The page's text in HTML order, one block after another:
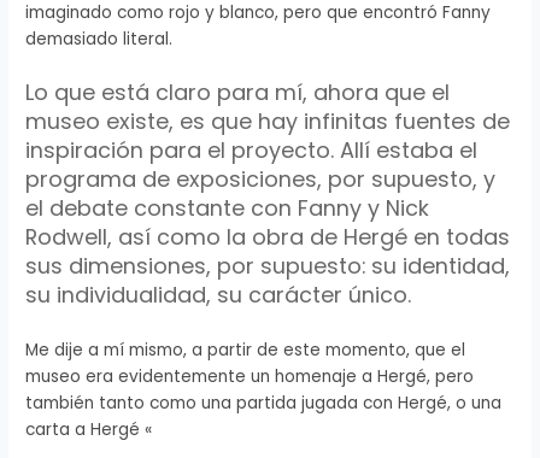
imaginado como rojo y blanco, pero que encontróFanny
demasiado literal.
Lo que está claro para mí, ahora que el
museo existe, es que hay infinitas fuentes de
inspiración para el proyecto.Allí estaba el
programa de exposiciones, por supuesto, y
el debate constante con Fanny y Nick
Rodwell, así como la obra de Hergé en todas
sus dimensiones, por supuesto: su identidad,
su individualidad, su carácter único.
Me dije a mí mismo, a partir de este momento, que el
museo eraevidentemente un homenaje aHergé, pero
también tanto como una partida jugada conHergé, o una
carta aHergé «